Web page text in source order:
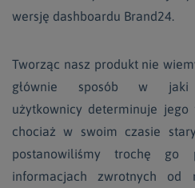
wersję dashboardu Brand24.
Tworząc nasz produkt nie
głównie sposób w
użytkownicy determinuje
chociaż w swoim czasie
postanowiliśmy trochę go
informacjach zwrotnych od